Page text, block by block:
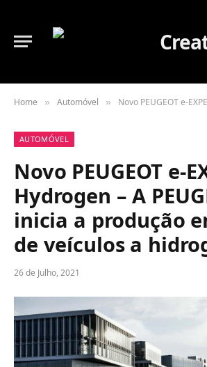
Home » Automóvel » Novo PEUGEOT e-EXPERT Hydrogen – A
AUTOMÓVEL
Novo PEUGEOT e-
Hydrogen – A
inicia a produção
de veículos a
26 de Julho, 2021